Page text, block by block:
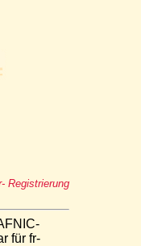
Registrierung
für fr-